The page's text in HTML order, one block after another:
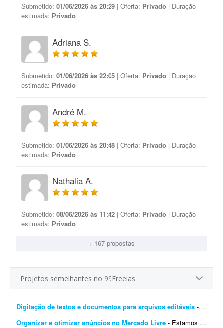
Submetido: 01/06/2026 às 20:29 | Oferta: Privado | Duração
estimada: Privado
Adriana S.
Submetido: 01/06/2026 às 22:05 | Oferta: Privado | Duração
estimada: Privado
André M.
Submetido: 01/06/2026 às 20:48 | Oferta: Privado | Duração
estimada: Privado
Nathalia A.
Submetido: 08/06/2026 às 11:42 | Oferta: Privado | Duração
estimada: Privado
+ 167 propostas
Projetos semelhantes no 99Freelas
Digitação de textos e documentos para arquivos editáveis - Preciso de um freelancer para realizar serviços de digitação. O trabalho consiste em passar textos de imagens, fotos ou PDFs para documentos editáveis, mantendo a organi...
Organizar e otimizar anúncios no Mercado Livre - Estamos buscando um profissional detalhista e eficiente para otimizar inúmeros anúncios existentes no Mercado Livre. O trabalho envolve duas frentes principais para garantir a correta...